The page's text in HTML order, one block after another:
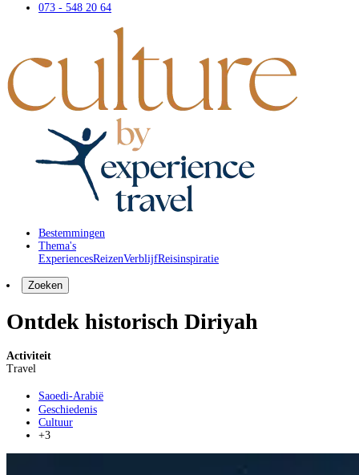
073 - 548 20 64
Bestemmingen
Thema's
ExperiencesReizenVerblijfReisinspiratie
Zoeken
Ontdek historisch Diriyah
Activiteit
Travel
Saoedi-Arabië
Geschiedenis
Cultuur
+3